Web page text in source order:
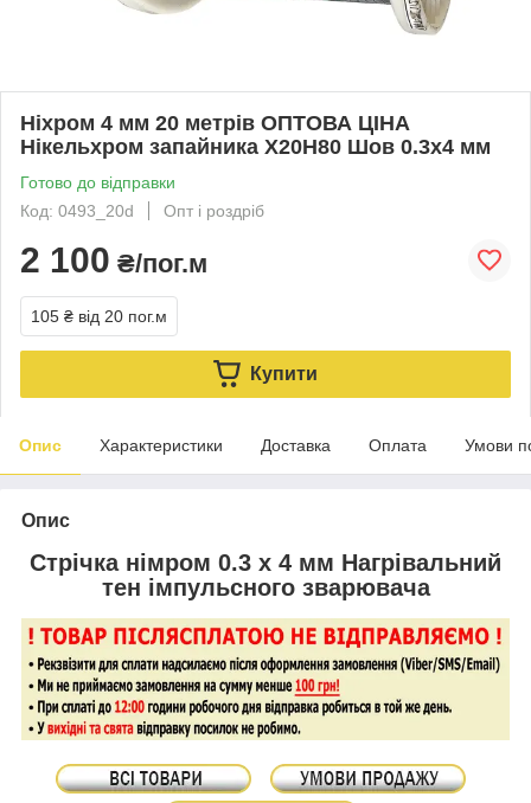
Ніхром 4 мм 20 метрів ОПТОВА ЦІНА
Нікельхром запайника Х20Н80 Шов 0.3х4 мм
Готово до відправки
Код: 0493_20d
Опт і роздріб
2 100 ₴/пог.м
105 ₴ від 20 пог.м
Купити
Опис Характеристики Доставка Оплата Умови
Опис
Стрічка німром 0.3 х 4 мм Нагрівальний
тен імпульсного зварювача